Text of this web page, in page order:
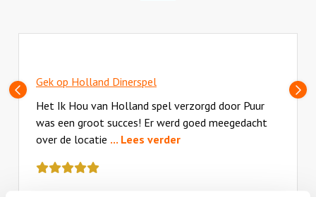
Vorige
slide
Gek op Holland Dinerspel
Het Ik Hou van Holland spel verzorgd door Puur
was een groot succes! Er werd goed meegedacht
over de locatie ... Lees verder
review